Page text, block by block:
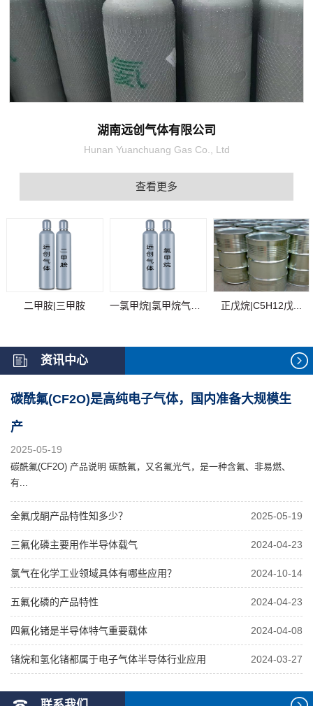
湖南远创气体有限公司
Hunan Yuanchuang Gas Co., Ltd
查看更多
二甲胺|三甲胺 正戊烷|C5H12戊...
资讯中心
碳酰氟(CF2O)是高纯电子气体，国内准备大规模生
产
2025-05-19
碳酰氟(CF2O) 产品说明 碳酰氟，又名氟光气，是一种含氟、非易燃、
有...
全氟戊酮产品特性知多少？ 2025-05-19
三氟化磷主要用作半导体载气 2024-04-23
氯气在化学工业领域具体有哪些应用？ 2024-10-14
五氟化磷的产品特性 2024-04-23
四氟化锗是半导体特气重要载体 2024-04-08
锗烷和氢化锗都属于电子气体半导体行业应用 2024-03-27